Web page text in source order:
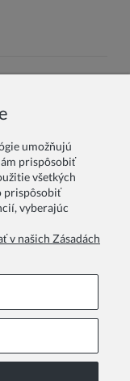
umožňujú
prispôsobiť
všetkých
prispôsobiť
vyberajúc
v našich Zásadách